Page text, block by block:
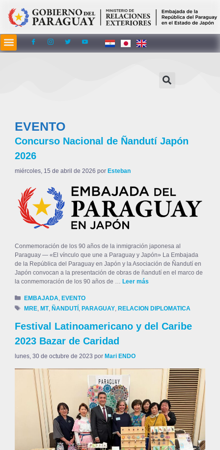
EVENTO
Concurso Nacional de Ñandutí Japón
2026
miércoles, 15 de abril de 2026 por Esteban
Conmemoración de los 90 años de la inmigración japonesa al
Paraguay — «El vínculo que une a Paraguay y Japón» La Embajada
de la República del Paraguay en Japón y la Asociación de Ñandutí en
Japón convocan a la presentación de obras de ñandutí en el marco de
la conmemoración de los 90 años de … Leer más
EMBAJADA,EVENTO
MRE,MT,ÑANDUTÍ,PARAGUAY,RELACION DIPLOMATICA
Festival Latinoamericano y del Caribe
2023 Bazar de Caridad
lunes, 30 de octubre de 2023 por Mari ENDO